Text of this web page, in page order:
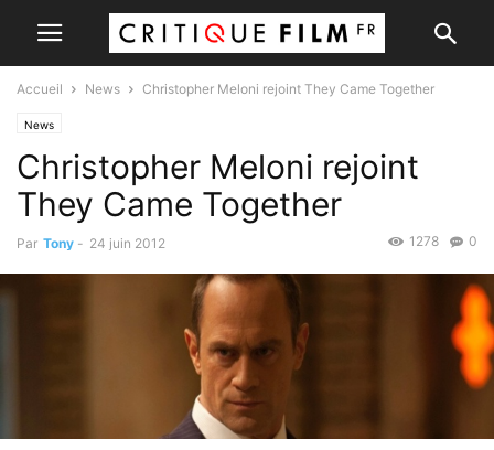
Accueil News Christopher Meloni rejoint They Came Together
News
Christopher Meloni rejoint
They Came Together
Par Tony - 24 juin 2012 0
1278